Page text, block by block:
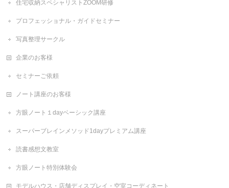
住宅収納スペシャリストZOOM研修
プロフェッショナル・ガイドセミナー
写真整理サークル
企業のお客様
セミナーご依頼
ノート講座のお客様
方眼ノート１dayベーシック講座
スーパーブレインメソッド1dayプレミアム講座
読書感想文教室
方眼ノート特別体験会
モデルハウス・店舗ディスプレイ・空室コーディネート